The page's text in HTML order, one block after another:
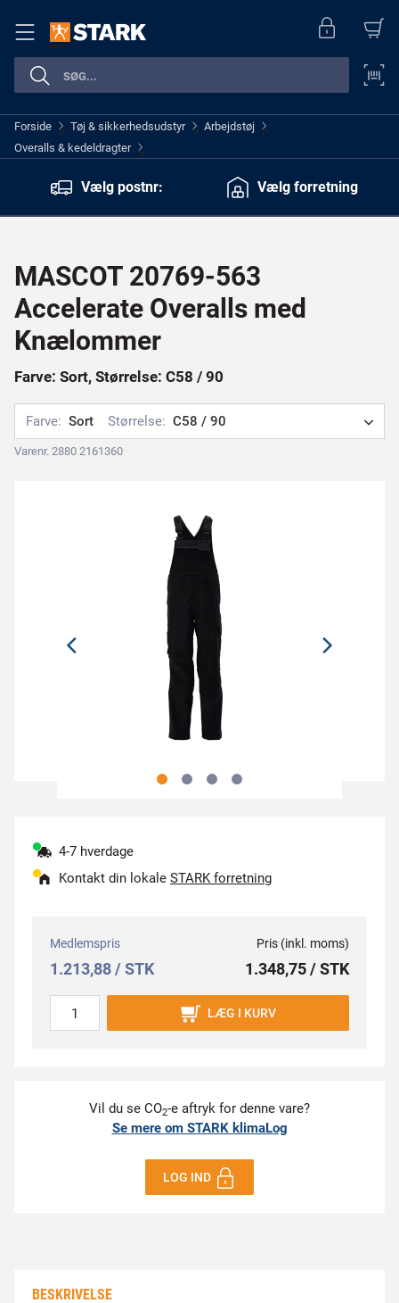
Forside > Tøj & sikkerhedsudstyr > Arbejdstøj >
Overalls & kedeldragter >
Vælg postnr:
Vælg forretning
MASCOT 20769-563
Accelerate Overalls med
Knælommer
Farve: Sort, Størrelse: C58 / 90
Farve: Sort Størrelse: C58 / 90
Varenr. 2880 2161360
4-7 hverdage
Kontakt din lokale STARK forretning
Medlemspris
1.213,88 / STK
Pris (inkl. moms)
1.348,75 / STK
LÆG I KURV
Vil du se CO2-e aftryk for denne vare?
Se mere om STARK klimaLog
LOG IND
BESKRIVELSE